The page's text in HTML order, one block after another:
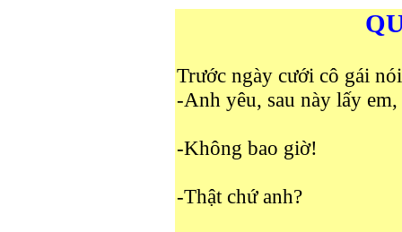
Trước ngày cưới cô gái
-Anh yêu, sau này lấy
-Không bao giờ!
-Thật chứ anh?